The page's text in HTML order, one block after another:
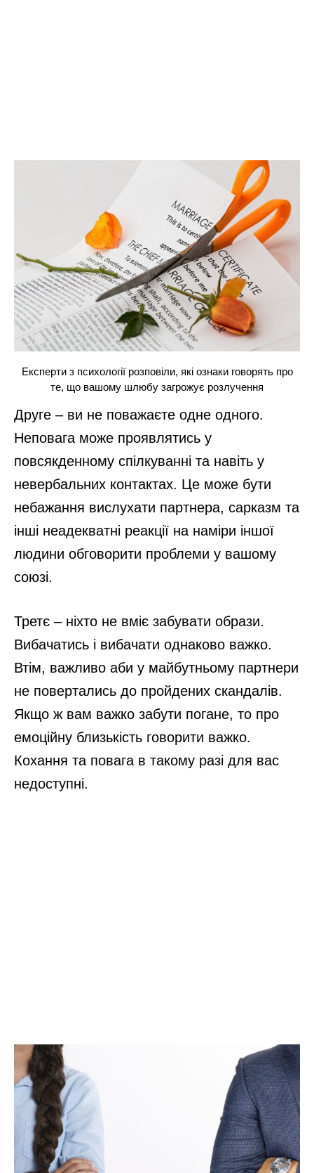
Експерти з психології розповіли, які ознаки говорять про
те, що вашому шлюбу загрожує розлучення
Друге – ви не поважаєте одне одного.
Неповага може проявлятись у
повсякденному спілкуванні та навіть у
невербальних контактах. Це може бути
небажання вислухати партнера, сарказм та
інші неадекватні реакції на наміри іншої
людини обговорити проблеми у вашому
союзі.
Третє – ніхто не вміє забувати образи.
Вибачатись і вибачати однаково важко.
Втім, важливо аби у майбутньому партнери
не повертались до пройдених скандалів.
Якщо ж вам важко забути погане, то про
емоційну близькість говорити важко.
Кохання та повага в такому разі для вас
недоступні.